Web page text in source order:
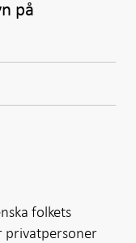
på
folkets
privatpersoner